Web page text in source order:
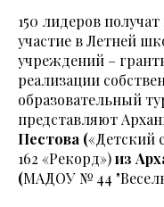
150 лидеров
участие в Летней
учреждений –
реализации
образовательный
представляют
Пестова («Детский
162 «Рекорд»)из
(МАДОУ № 44